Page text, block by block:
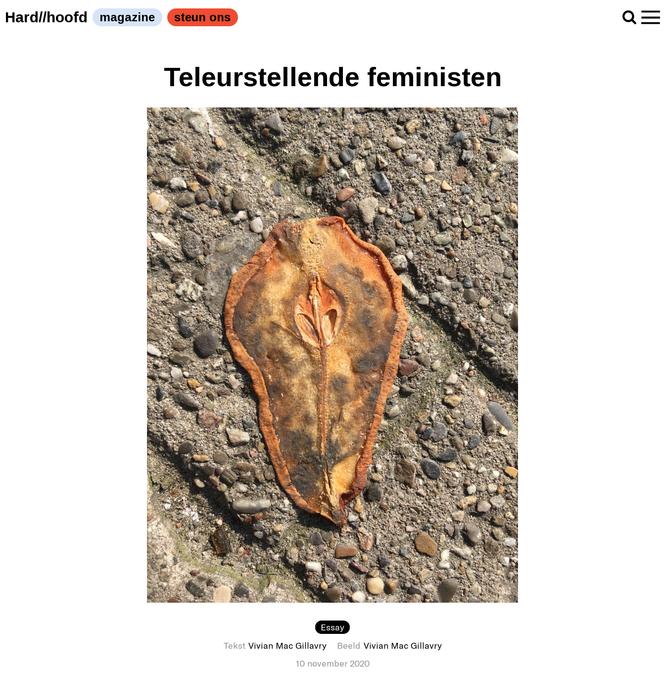
Hard//hoofd magazine steun ons
Teleurstellende feministen
Essay
Tekst Vivian Mac Gillavry Beeld Vivian Mac Gillavry
10 november 2020